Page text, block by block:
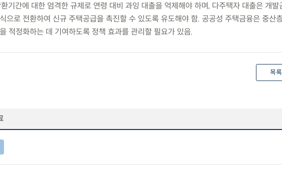
기간에 대한 엄격한 규제로 연령 대비 과잉 대출을 억제해야 하며, 다주택자 대출은 개발
으로 전환하여 신규 주택공급을 촉진할 수 있도록 유도해야 함. 공공성 주택금융은 중산
적정화하는 데 기여하도록 정책 효과를 관리할 필요가 있음.
목